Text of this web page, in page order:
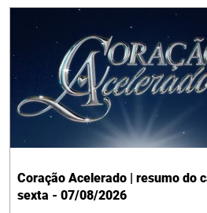
Coração Acelerado | resumo do
sexta - 07/08/2026